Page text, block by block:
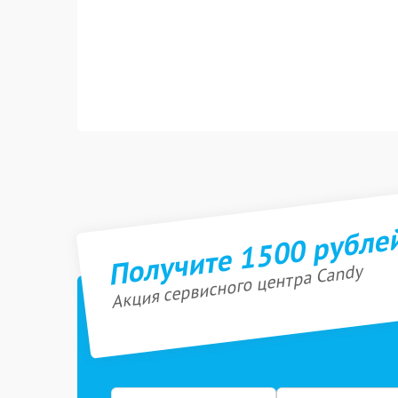
Получите 1500
Акция сервисного центра Candy